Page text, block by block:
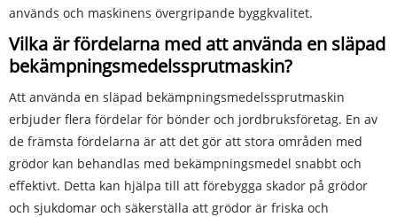
används och maskinens övergripande byggkvalitet.
Vilka är fördelarna med att använda en släpad
bekämpningsmedelssprutmaskin?
Att använda en släpad bekämpningsmedelssprutmaskin
erbjuder flera fördelar för bönder och jordbruksföretag. En av
de främsta fördelarna är att det gör att stora områden med
grödor kan behandlas med bekämpningsmedel snabbt och
effektivt. Detta kan hjälpa till att förebygga skador på grödor
och sjukdomar och säkerställa att grödor är friska och